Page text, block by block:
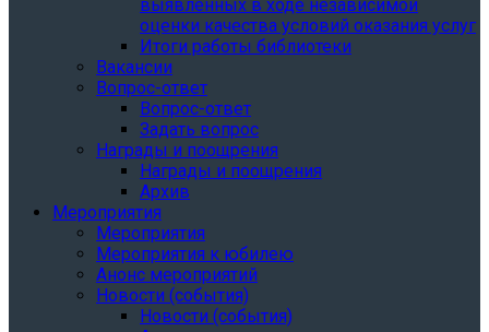
выявленных в ходе независимой
оценки качества условий оказания услуг
Итоги работы библиотеки
Вакансии
Вопрос-ответ
Вопрос-ответ
Задать вопрос
Награды и поощрения
Награды и поощрения
Архив
Мероприятия
Мероприятия
Мероприятия к юбилею
Анонс мероприятий
Новости (события)
Новости (события)